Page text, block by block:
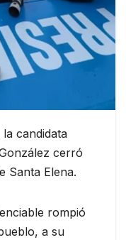
candidata
cerró
Santa Elena.
rompió
a su